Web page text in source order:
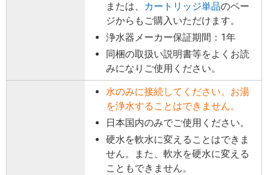
または、
カートリッジ単品のペー
ジからもご購入いただけます。
浄水器メーカー保証期間：1年
同梱の取扱い説明書等をよくお読
みになりご使用ください。
水のみに接続してください。お湯
を浄水することはできません。
日本国内のみでご使用ください。
硬水を軟水に変えることはできま
せん。また、軟水を硬水に変える
こともできません。